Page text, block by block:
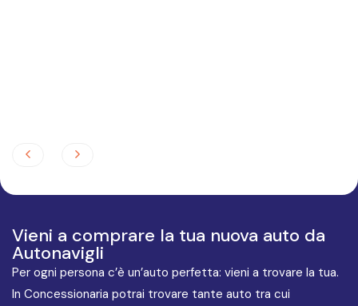
Vieni a comprare la tua nuova auto da
Autonavigli
Per ogni persona c’è un’auto perfetta: vieni a trovare la tua.
In Concessionaria potrai trovare tante auto tra cui